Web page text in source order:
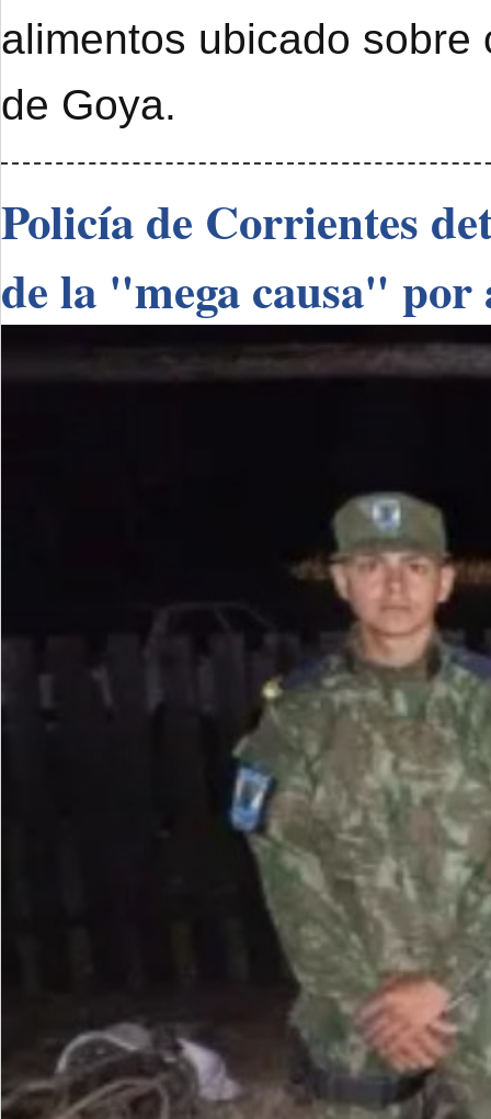
alimentos ubicado
de Goya.
Policía de Corrientes
de la "mega causa" por